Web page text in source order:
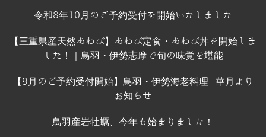
令和8年10月のご予約受付を開始いたしました
【三重県産天然あわび】あわび定食・あわび丼を開始しま
した！｜鳥羽・伊勢志摩で旬の味覚を堪能
【9月のご予約受付開始】鳥羽・伊勢海老料理 華月より
お知らせ
鳥羽産岩牡蠣、今年も始まりました！